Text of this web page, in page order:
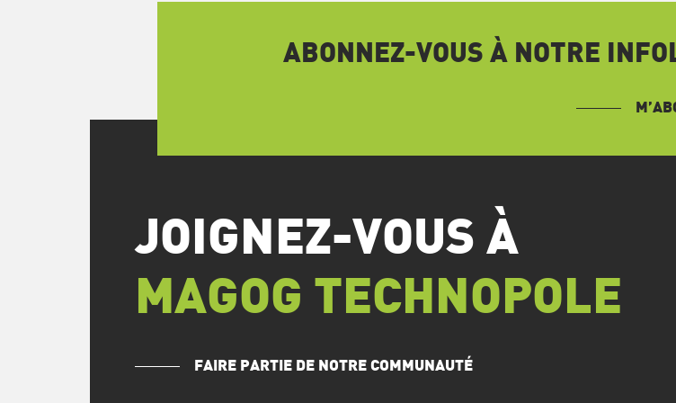
ABONNEZ-VOUS À NOTRE
JOIGNEZ-VOUS À
MAGOG TECHNOPOLE
FAIRE PARTIE DE NOTRE COMMUNAUTÉ